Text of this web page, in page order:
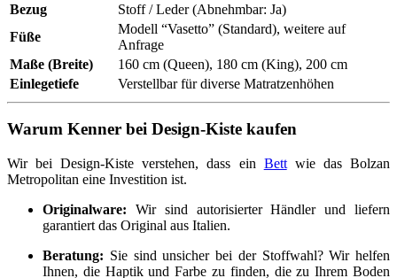
Bezug
Stoff / Leder (Abnehmbar: Ja)
Füße
Modell “Vasetto” (Standard), weitere auf
Anfrage
Maße (Breite)
160 cm (Queen), 180 cm (King), 200 cm
Einlegetiefe
Verstellbar für diverse Matratzenhöhen
Warum Kenner bei Design-Kiste kaufen
Wir bei Design-Kiste verstehen, dass ein Bettwie das Bolzan
Metropolitan eine Investition ist.
Originalware: Wir sind autorisierter Händler und liefern
garantiert das Original aus Italien.
Beratung: Sie sind unsicher bei der Stoffwahl? Wir helfen
Ihnen, die Haptik und Farbe zu finden, die zu Ihrem Boden